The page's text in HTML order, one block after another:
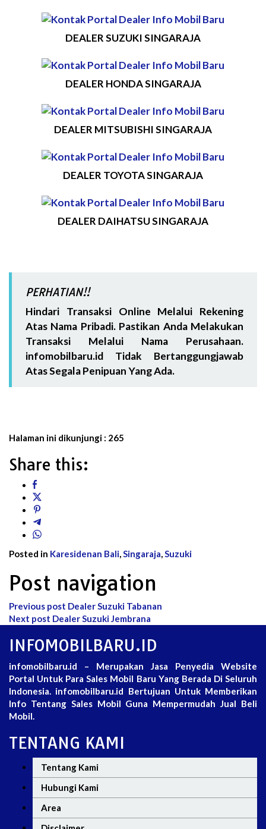
DEALER SUZUKI SINGARAJA
DEALER HONDA SINGARAJA
DEALER MITSUBISHI SINGARAJA
DEALER TOYOTA SINGARAJA
DEALER DAIHATSU SINGARAJA
PERHATIAN!!
Hindari Transaksi Online Melalui Rekening
Atas Nama Pribadi. Pastikan Anda Melakukan
Transaksi Melalui Nama Perusahaan.
infomobilbaru.id Tidak Bertanggungjawab
Atas Segala Penipuan Yang Ada.
Halaman ini dikunjungi : 265
Share this:
Posted in Karesidenan Bali,Singaraja,Suzuki
Post navigation
Previous post Dealer Suzuki Tabanan
Next post Dealer Suzuki Jembrana
INFOMOBILBARU.ID
infomobilbaru.id – Merupakan Jasa Penyedia Website
Portal Untuk Para Sales Mobil Baru Yang Berada Di Seluruh
Indonesia. infomobilbaru.id Bertujuan Untuk Memberikan
Info Tentang Sales Mobil Guna Mempermudah Jual Beli
Mobil.
TENTANG KAMI
Tentang Kami
Hubungi Kami
Area